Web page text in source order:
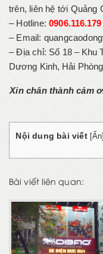
trên, liên hệ tới Quảng
– Hotline:0906.116.179
– Email:
– Địa chỉ:Số 18 – Khu
Dương Kinh, Hải Phòng
Xin chân thành cảm
Nội dung bài viết [Ẩn]
Bài viết liên quan: